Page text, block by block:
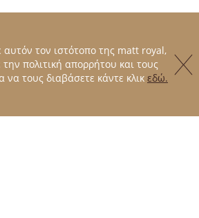
αυτόν τον ιστότοπο της matt royal,
πολιτική απορρήτου και τους
να τους διαβάσετε κάντε κλικ εδώ.